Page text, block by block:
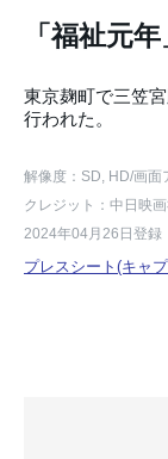
「福祉元
東京麹町で三笠
行われた。
解像度：SD, HD/画面
クレジット：中日映
2024年04月26日登録
プレスシート(キャ